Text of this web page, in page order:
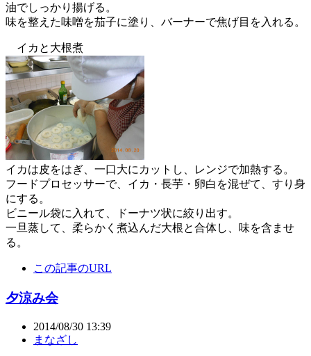
油でしっかり揚げる。
味を整えた味噌を茄子に塗り、バーナーで焦げ目を入れる。
イカと大根煮
イカは皮をはぎ、一口大にカットし、レンジで加熱する。
フードプロセッサーで、イカ・長芋・卵白を混ぜて、すり身
にする。
ビニール袋に入れて、ドーナツ状に絞り出す。
一旦蒸して、柔らかく煮込んだ大根と合体し、味を含ませ
る。
この記事のURL
夕涼み会
2014/08/30 13:39
まなざし